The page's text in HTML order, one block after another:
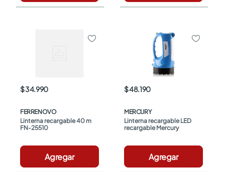
$ 34.990
FERRENOVO
Linterna recargable 40 m
FN-25510
Agregar
$ 48.190
MERCURY
Linterna recargable LED
recargable Mercury
Agregar